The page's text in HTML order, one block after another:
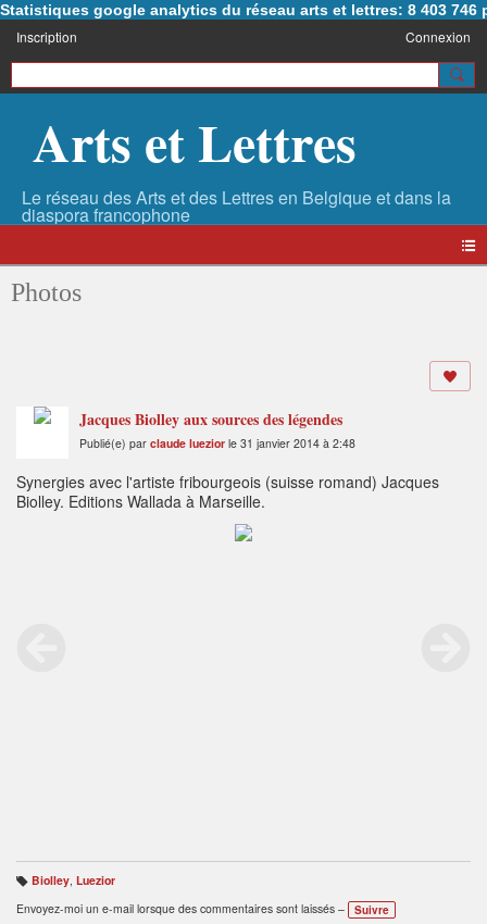
Statistiques google analytics du réseau arts et lettres: 8 403 746
Inscription Connexion
Arts et Lettres
Photos
Jacques Biolley aux sources des légendes
Publié(e) par claude luezior le 31 janvier 2014 à 2:48
Synergies avec l'artiste fribourgeois (suisse romand) Jacques
Biolley. Editions Wallada à Marseille.
B
ali
s
Biolley, Luezior
Envoyez-moi un e-mail lorsque des commentaires sont laissés –
Suivre